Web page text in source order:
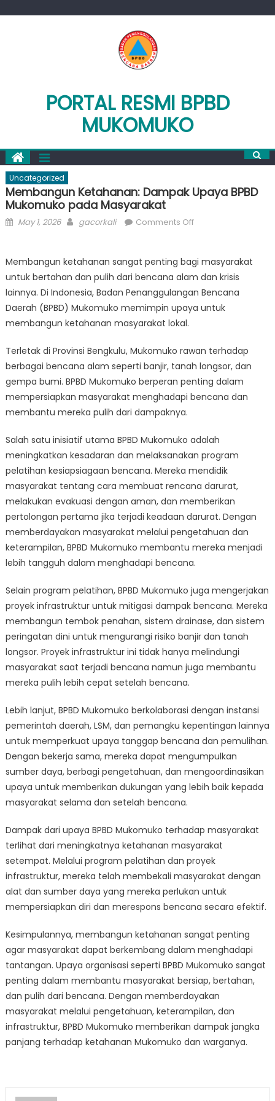
PORTAL RESMI BPBD
MUKOMUKO
Uncategorized
Membangun Ketahanan: Dampak Upaya BPBD
Mukomuko pada Masyarakat
Posted
May 1, 2026 Author
gacorkali Comments Offon
Dampak
Upaya
BPBD
Mukomuko
Membangun ketahanan sangat penting bagi masyarakat
untuk bertahan dan pulih dari bencana alam dan krisis
lainnya. Di Indonesia, Badan Penanggulangan Bencana
Daerah (BPBD) Mukomuko memimpin upaya untuk
membangun ketahanan masyarakat lokal.
Terletak di Provinsi Bengkulu, Mukomuko rawan terhadap
berbagai bencana alam seperti banjir, tanah longsor, dan
gempa bumi. BPBD Mukomuko berperan penting dalam
mempersiapkan masyarakat menghadapi bencana dan
membantu mereka pulih dari dampaknya.
Salah satu inisiatif utama BPBD Mukomuko adalah
meningkatkan kesadaran dan melaksanakan program
pelatihan kesiapsiagaan bencana. Mereka mendidik
masyarakat tentang cara membuat rencana darurat,
melakukan evakuasi dengan aman, dan memberikan
pertolongan pertama jika terjadi keadaan darurat. Dengan
memberdayakan masyarakat melalui pengetahuan dan
keterampilan, BPBD Mukomuko membantu mereka menjadi
lebih tangguh dalam menghadapi bencana.
Selain program pelatihan, BPBD Mukomuko juga mengerjakan
proyek infrastruktur untuk mitigasi dampak bencana. Mereka
membangun tembok penahan, sistem drainase, dan sistem
peringatan dini untuk mengurangi risiko banjir dan tanah
longsor. Proyek infrastruktur ini tidak hanya melindungi
masyarakat saat terjadi bencana namun juga membantu
mereka pulih lebih cepat setelah bencana.
Lebih lanjut, BPBD Mukomuko berkolaborasi dengan instansi
pemerintah daerah, LSM, dan pemangku kepentingan lainnya
untuk memperkuat upaya tanggap bencana dan pemulihan.
Dengan bekerja sama, mereka dapat mengumpulkan
sumber daya, berbagi pengetahuan, dan mengoordinasikan
upaya untuk memberikan dukungan yang lebih baik kepada
masyarakat selama dan setelah bencana.
Dampak dari upaya BPBD Mukomuko terhadap masyarakat
terlihat dari meningkatnya ketahanan masyarakat
setempat. Melalui program pelatihan dan proyek
infrastruktur, mereka telah membekali masyarakat dengan
alat dan sumber daya yang mereka perlukan untuk
mempersiapkan diri dan merespons bencana secara efektif.
Kesimpulannya, membangun ketahanan sangat penting
agar masyarakat dapat berkembang dalam menghadapi
tantangan. Upaya organisasi seperti BPBD Mukomuko sangat
penting dalam membantu masyarakat bersiap, bertahan,
dan pulih dari bencana. Dengan memberdayakan
masyarakat melalui pengetahuan, keterampilan, dan
infrastruktur, BPBD Mukomuko memberikan dampak jangka
panjang terhadap ketahanan Mukomuko dan warganya.